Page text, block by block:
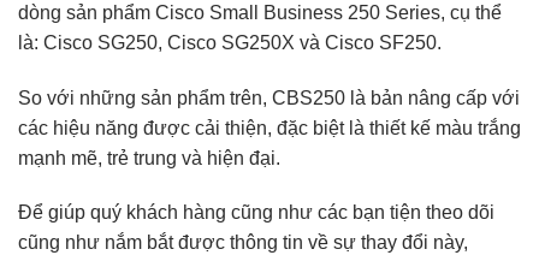
dòng sản phẩm Cisco Small Business 250 Series, cụ thể
là: Cisco SG250, Cisco SG250X và Cisco SF250.
So với những sản phẩm trên, CBS250 là bản nâng cấp với
các hiệu năng được cải thiện, đặc biệt là thiết kế màu trắng
mạnh mẽ, trẻ trung và hiện đại.
Để giúp quý khách hàng cũng như các bạn tiện theo dõi
cũng như nắm bắt được thông tin về sự thay đổi này,